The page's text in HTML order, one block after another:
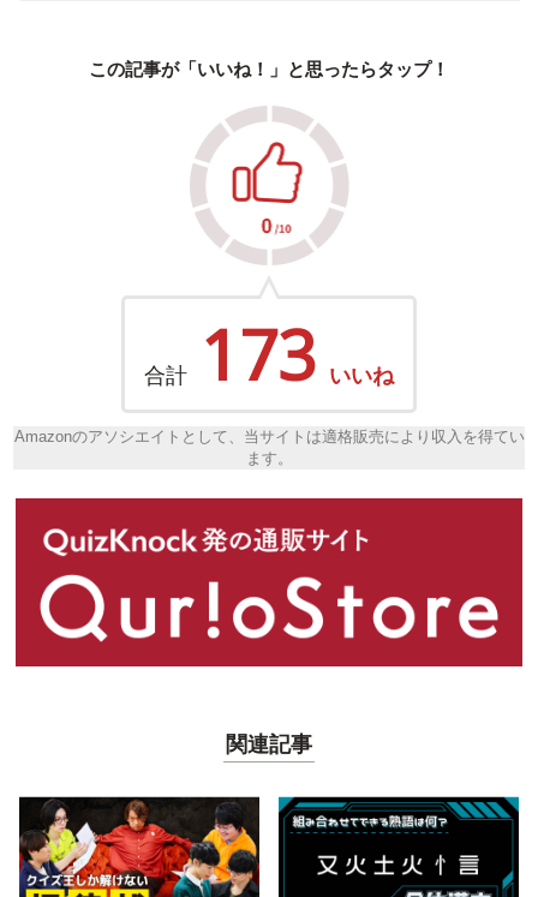
この記事が「いいね！」と思ったらタップ！
合計 173 いいね
Amazonのアソシエイトとして、当サイトは適格販売により収入を得てい
ます。
関連記事